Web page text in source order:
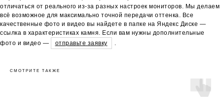
отличаться от реального из-за разных настроек мониторов. Мы делаем
всё возможное для максимально точной передачи оттенка. Все
качественные фото и видео вы найдете в папке на Яндекс Диске —
ссылка в характеристиках камня. Если вам нужны дополнительные
фото и видео —
отправьте заявку
СМОТРИТЕ ТАКЖЕ